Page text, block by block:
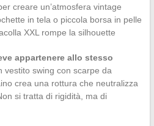
creare un’atmosfera vintage
in tela o piccola borsa in pelle
XXL rompe la silhouette
appartenere allo stesso
vestito swing con scarpe da
crea una rottura che neutralizza
si tratta di rigidità, ma di